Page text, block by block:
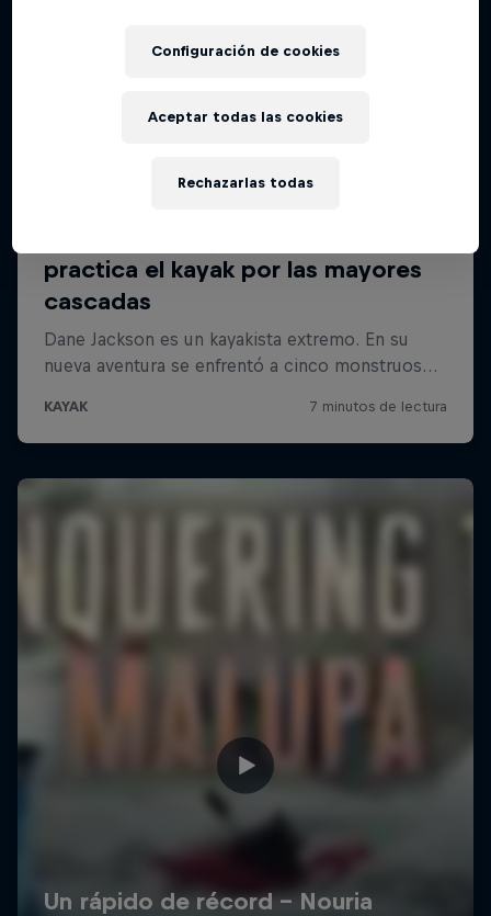
Configuración de cookies
Rechazarlas todas
Aceptar todas las cookies